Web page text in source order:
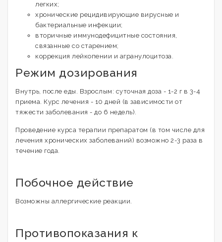
легких;
хронические рецидивирующие вирусные и
бактериальные инфекции;
вторичные иммунодефицитные состояния,
связанные со старением;
коррекция лейкопении и агранулоцитоза.
Режим дозирования
Внутрь, после еды. Взрослым: суточная доза - 1-2 г в 3-4
приема. Курс лечения - 10 дней (в зависимости от
тяжести заболевания - до 6 недель).
Проведение курса терапии препаратом (в том числе для
лечения хронических заболеваний) возможно 2-3 раза в
течение года.
Побочное действие
Возможны аллергические реакции.
Противопоказания к